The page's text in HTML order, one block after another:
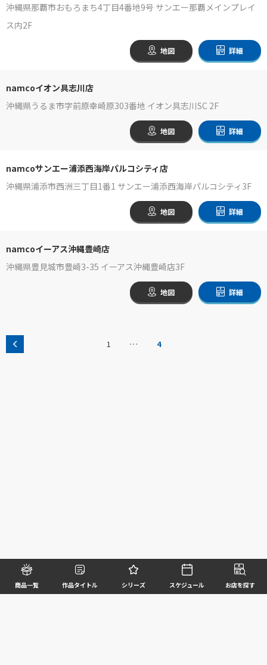
商品一覧 作品タイトル シリーズ スケジュール お店を探す
沖縄県那覇市おもろまち4丁目4番地9号 サンエー那覇メインプレイ
ス内2F
地図 詳細
namcoイオン具志川店
沖縄県うるま市字前原幸崎原303番地 イオン具志川SC 2F
地図 詳細
namcoサンエー浦添西海岸パルコシティ店
沖縄県浦添市西洲三丁目1番1 サンエー浦添西海岸パルコシティ3F
地図 詳細
namcoイーアス沖縄豊崎店
沖縄県豊見城市豊崎3-35 イーアス沖縄豊崎店3F
地図 詳細
1 … 4